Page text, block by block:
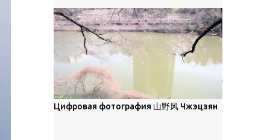
поверхностной изморози. В данном
случае усиливается зеркальное
отражение, что приводит к
искристости снега, зависящей от
положения наблюдателя и высоты
солнца. Зеркальные свойства наиболее
заметны при угле солнечного света 15°
и ниже; при более высокой солнечной
художественные музеи и галереи, он
был глубоко тронут и вдохновлен
красотой масляной живописи великих
мастеров. Искусствовед Брайан
Шервин прокомментировал картины
художника, заявив, что "Такаюки
Харада сочетает в себе классическую
Цифровая фотография 山野风 Чжэцзян